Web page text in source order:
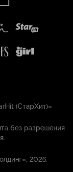
(СтарХит)»
без разрешения
2026.